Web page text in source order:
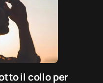
il collo per